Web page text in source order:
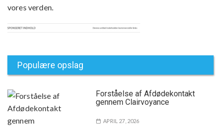
vores verden.
Populære opslag
Forståelse af Afdødekontakt
gennem Clairvoyance
APRIL 27, 2026